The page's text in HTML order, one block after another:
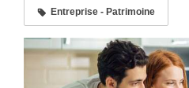
Entreprise - Patrimoine